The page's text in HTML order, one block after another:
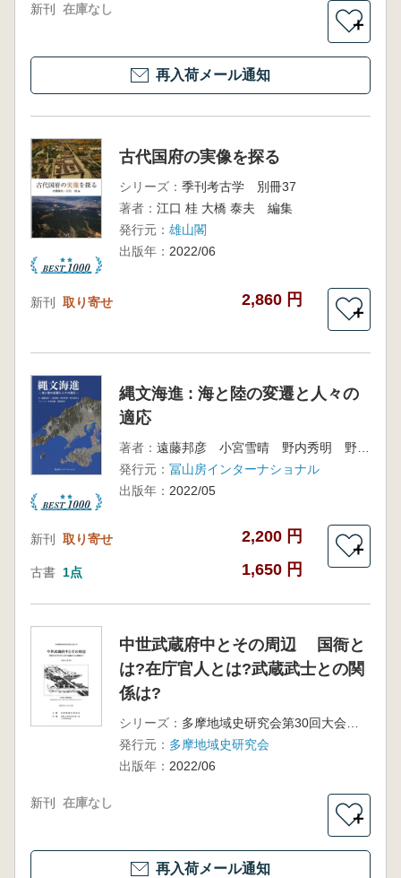
新刊 在庫なし
＋
再入荷メール通知
古代国府の実像を探る
シリーズ： 季刊考古学 別冊37
著者： 江口 桂 大橋 泰夫 編集
発行元： 雄山閣
出版年： 2022/06
新刊 取り寄せ 2,860 円
＋
縄文海進 : 海と陸の変遷と人々の
適応
著者：
遠藤邦彦 小宮雪晴 野内秀明 野口真利江 著
発行元： 冨山房インターナショナル
出版年： 2022/05
新刊 取り寄せ 2,200 円
古書 1点 1,650 円
＋
中世武蔵府中とその周辺 国衙と
は?在庁官人とは?武蔵武士との関
係は?
シリーズ：
発行元： 多摩地域史研究会
出版年： 2022/06
新刊 在庫なし
＋
再入荷メール通知